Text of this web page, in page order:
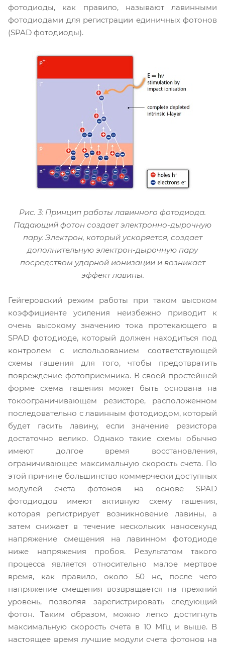
фотодиоды, как правило, называют лавинными
фотодиодами для регистрации единичных фотонов
(SPAD фотодиоды).
Рис. 3: Принцип работы лавинного фотодиода.
Падающий фотон создает электронно-дырочную
пару. Электрон, который ускоряется, создает
дополнительную электрон-дырочную пару
посредством ударной ионизации и возникает
эффект лавины.
Гейгеровский режим работы при таком высоком
коэффициенте усиления неизбежно приводит к
очень высокому значению тока протекающего в
SPAD фотодиоде, который должен находиться под
контролем с использованием соответствующей
схемы гашения для того, чтобы предотвратить
повреждение фотоприемника. В своей простейшей
форме схема гашения может быть основана на
токоограничивающем резисторе, расположенном
последовательно с лавинным фотодиодом, который
будет гасить лавину, если значение резистора
достаточно велико. Однако такие схемы обычно
имеют долгое время восстановления,
ограничивающее максимальную скорость счета. По
этой причине большинство коммерчески доступных
модулей счета фотонов на основе SPAD
фотодиодов имеют активную схему гашения,
которая регистрирует возникновение лавины, а
затем снижает в течение нескольких наносекунд
напряжение смещения на лавинном фотодиоде
ниже напряжения пробоя. Результатом такого
процесса является относительно малое мертвое
время, как правило, около 50 нс, после чего
напряжение смещения возвращается на прежний
уровень, позволяя зарегистрировать следующий
фотон. Таким образом, можно легко достигнуть
максимальную скорость счета в 10 МГц и выше. В
настоящее время лучшие модули счета фотонов на